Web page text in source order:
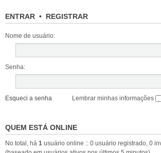
ENTRAR • REGISTRAR
Nome de usuário:
Senha:
Esqueci a senha Lembrar minhas informações
QUEM ESTÁ ONLINE
No total, há 1 usuário online :: 0 usuário registrado, 0